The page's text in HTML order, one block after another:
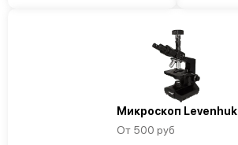
Микроскоп Levenhuk
От 500 руб